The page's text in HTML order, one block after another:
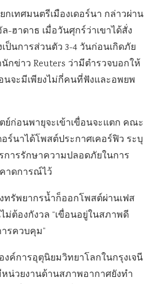
เทศมนตรีเมืองเดอร์นา กล่าวผ่าน
ฮาดาธ เมื่อวันศุกร์ว่าเขาได้สั่ง
ป็นการส่วนตัว 3-4 วันก่อนเกิดภัย
ข่าว Reuters ว่ามีตำรวจบอกให้
นจะมีเพียงไม่กี่คนที่ฟังและอพยพ
ก่อนพายุจะเข้าเขื่อนจะแตก คณะ
ร์นาได้โพสต์ประกาศเคอร์ฟิว ระบุ
ารรักษาความปลอดภัยในการ
าดการณ์ไว้
ทรัพยากรน้ำก็ออกโพสต์ผ่านเฟส
ม่ต้องกังวล “เขื่อนอยู่ในสภาพดี
รควบคุม”
งค์การอุตุนิยมวิทยาโลกในกรุงเจนี
น่วยงานด้านสภาพอากาศยังทำ